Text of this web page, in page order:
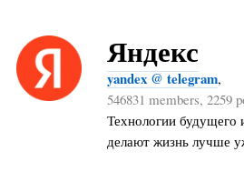
Яндекс
yandex @ telegram,
546831 members, 2259
Технологии будущего
делают жизнь лучше